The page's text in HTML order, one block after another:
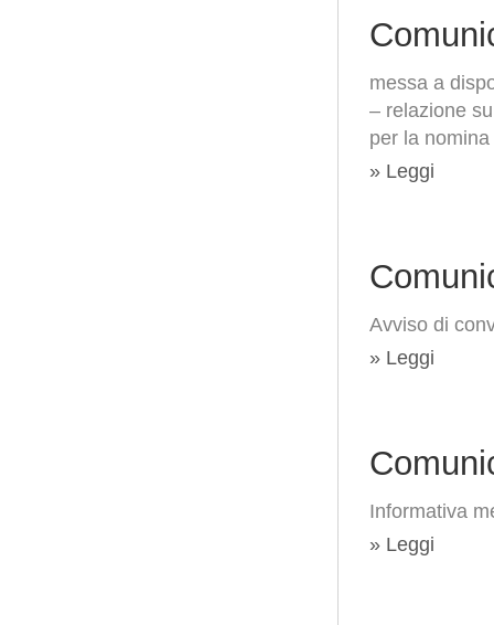
messa a
– relazione
per la
» Leggi
Avviso di
» Leggi
Informativa
» Leggi